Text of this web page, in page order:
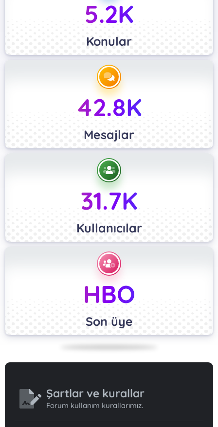
5.2K
Konular
42.8K
Mesajlar
31.7K
Kullanıcılar
HBO
Son üye
Şartlar ve kurallar
Forum kullanım kurallarımız.